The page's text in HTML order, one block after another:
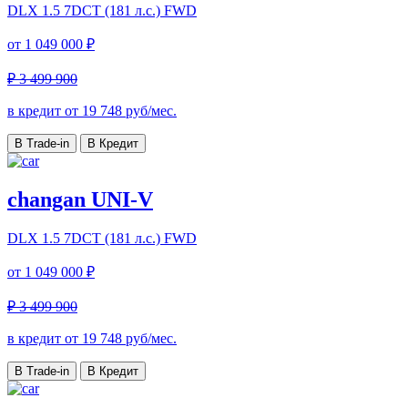
DLX 1.5 7DCT (181 л.с.) FWD
от 1 049 000 ₽
₽ 3 499 900
в кредит от 19 748 руб/мес.
В Trade-in В Кредит
changan UNI-V
DLX 1.5 7DCT (181 л.с.) FWD
от 1 049 000 ₽
₽ 3 499 900
в кредит от 19 748 руб/мес.
В Trade-in В Кредит